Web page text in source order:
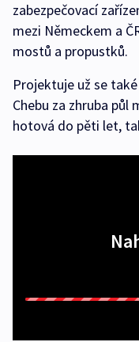
zabezpečovací
mezi Německem a
mostů a propustků.
Projektuje už se
Chebu za zhruba
hotová do pěti let,